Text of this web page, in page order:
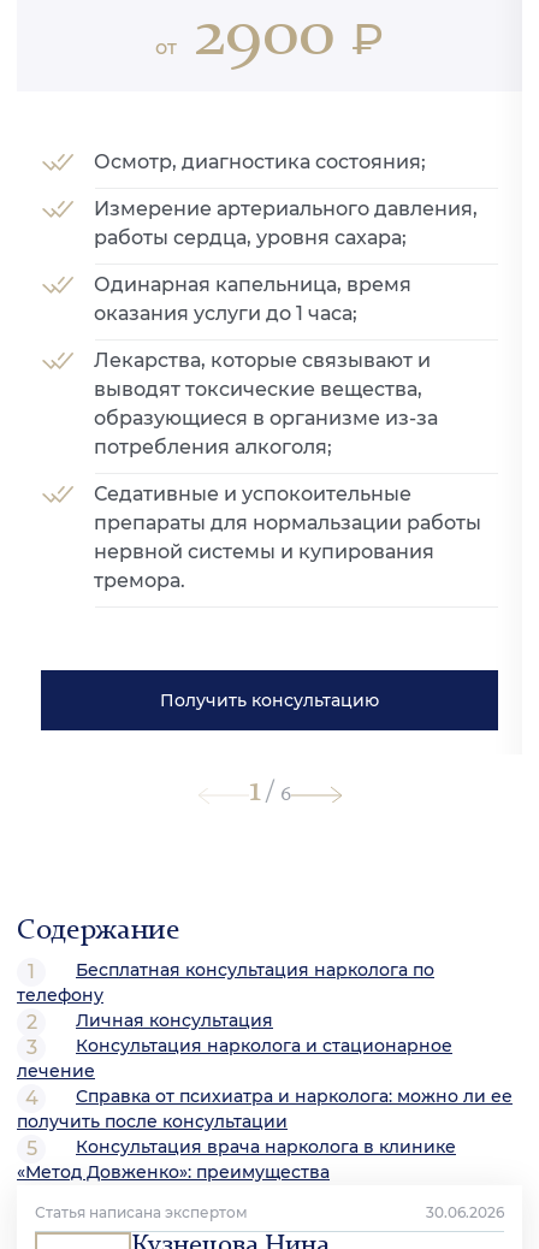
от 2900 ₽
Осмотр, диагностика состояния;
Измерение артериального давления,
работы сердца, уровня сахара;
Одинарная капельница, время
оказания услуги до 1 часа;
Лекарства, которые связывают и
выводят токсические вещества,
образующиеся в организме из-за
потребления алкоголя;
Седативные и успокоительные
препараты для нормальзации работы
нервной системы и купирования
тремора.
Получить консультацию
1/ 6
Содержание
Бесплатная консультация нарколога по
телефону
Личная консультация
Консультация нарколога и стационарное
лечение
Справка от психиатра и нарколога: можно ли ее
получить после консультации
Консультация врача нарколога в клинике
«Метод Довженко»: преимущества
Статья написана экспертом 30.06.2026